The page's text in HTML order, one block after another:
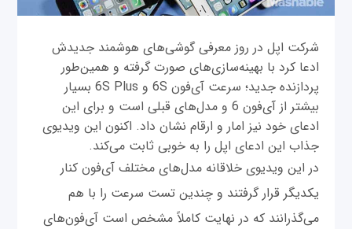
شرکت اپل در روز معرفی گوشی‌های هوشمند جدیدش
ادعا کرد با بهینه‌سازی‌های صورت گرفته و همین‌طور
پردازنده جدید؛ سرعت آی‌فون 6S و 6S Plus بسیار
بیشتر از آی‌فون 6 و مدل‌های قبلی است و برای این
ادعای خود نیز امار و ارقام نشان داد. اکنون این ویدیوی
جذاب این ادعای اپل را به خوبی ثابت می‌کند.
در این ویدیوی خلاقانه مدل‌های مختلف آی‌فون کنار
یکدیگر قرار گرفتند و چندین تست سرعت را با هم
می‌گذرانند که در نهایت کاملاً مشخص است آی‌فون‌های